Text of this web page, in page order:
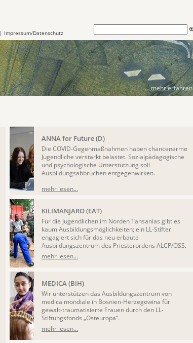
| Impressum/Datenschutz
... mehr erfahren
ANNA for Future (D)
Die COVID-Gegenmaßnahmen haben chancenarme
Jugendliche verstärkt belastet. Sozialpädagogische
und psychologische Unterstützung soll
Ausbildungsabbrüchen entgegenwirken.
mehr lesen...
KILIMANJARO (EAT)
Für die Jugendlichen im Norden Tansanias gibt es
kaum Ausbildungsmöglichkeiten; ein LL-Stifter
engagiert sich für das neu erbaute
Ausbildungszentrum des Priesterordens ALCP/OSS.
mehr lesen...
MEDICA (BiH)
Wir unterstützen das Ausbildungszentrum von
medica mondiale in Bosnien-Herzegowina für
gewalt-traumatisierte Frauen durch den LL-
Stiftungsfonds „Osteuropa“.
mehr lesen...